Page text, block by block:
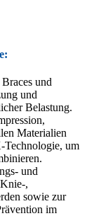
und
und
Belastung.
Materialien
Technologie, um
und
,
sowie zur
im